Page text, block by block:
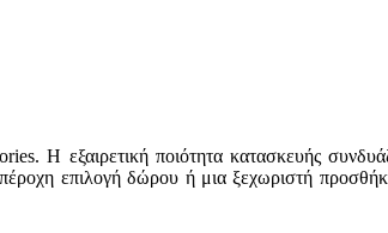
Η εξαιρετική ποιότητα κατασκευής
επιλογή δώρου ή μια ξεχωριστή